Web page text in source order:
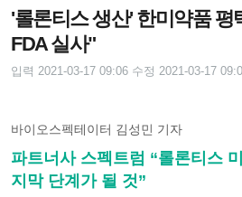
'롤론티스 생산' 한미약품 평
FDA 실사"
입력 2021-03-17 09:06 수정 2021-03-17
바이오스펙테이터 김성민 기자
파트너사 스펙트럼 “롤론티스
지막 단계가 될 것”